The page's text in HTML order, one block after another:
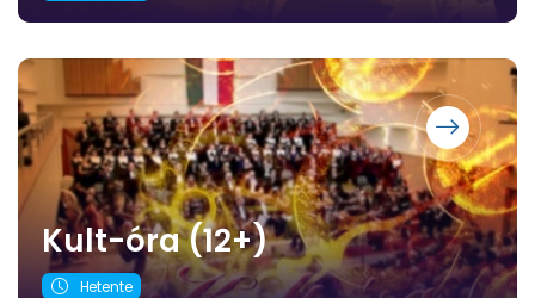
Kult-óra (12+)
Hetente